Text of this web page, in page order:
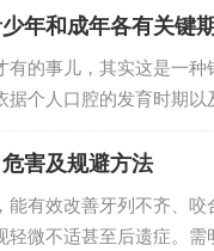
年和成年各有关键期
的事儿，其实这是一
个人口腔的发育时期
害及规避方法
能有效改善牙列不齐、
微不适甚至后遗症。